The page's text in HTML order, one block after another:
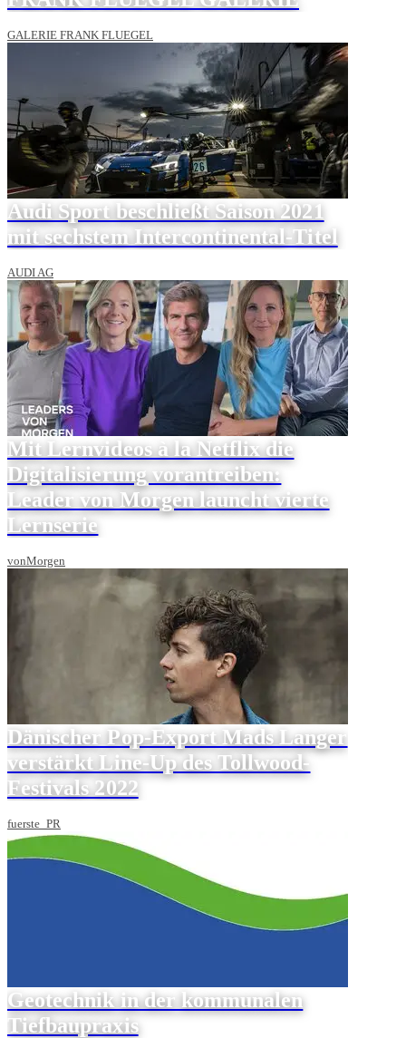
GALERIE FRANK FLUEGEL
Audi Sport beschließt Saison 2021
mit sechstem Intercontinental-Titel
AUDI AG
Mit Lernvideos à la Netflix die
Digitalisierung vorantreiben:
Leader von Morgen launcht vierte
Lernserie
vonMorgen
Dänischer Pop-Export Mads Langer
verstärkt Line-Up des Tollwood-
Festivals 2022
fuerste_PR
Geotechnik in der kommunalen
Tiefbaupraxis